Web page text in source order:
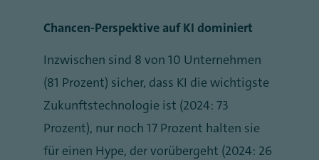
Chancen-Perspektive auf KI dominiert
Inzwischen sind 8 von 10 Unternehmen
(81 Prozent) sicher, dass KI die wichtigste
Zukunftstechnologie ist (2024: 73
Prozent), nur noch 17 Prozent halten sie
für einen Hype, der vorübergeht (2024: 26